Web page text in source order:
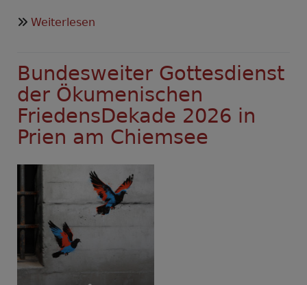
Weiterlesen
Online
Faktencheck
und
Q&A
zum
Bundesweiter Gottesdienst
der Ökumenischen
FriedensDekade 2026 in
Prien am Chiemsee